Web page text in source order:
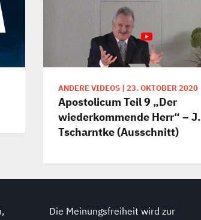
ANDERE VIDEOS | 23. OKTOBER 2020
Apostolicum Teil 9 „Der
wiederkommende Herr“ – J.
Tscharntke (Ausschnitt)
Die Meinungsfreiheit wird zur